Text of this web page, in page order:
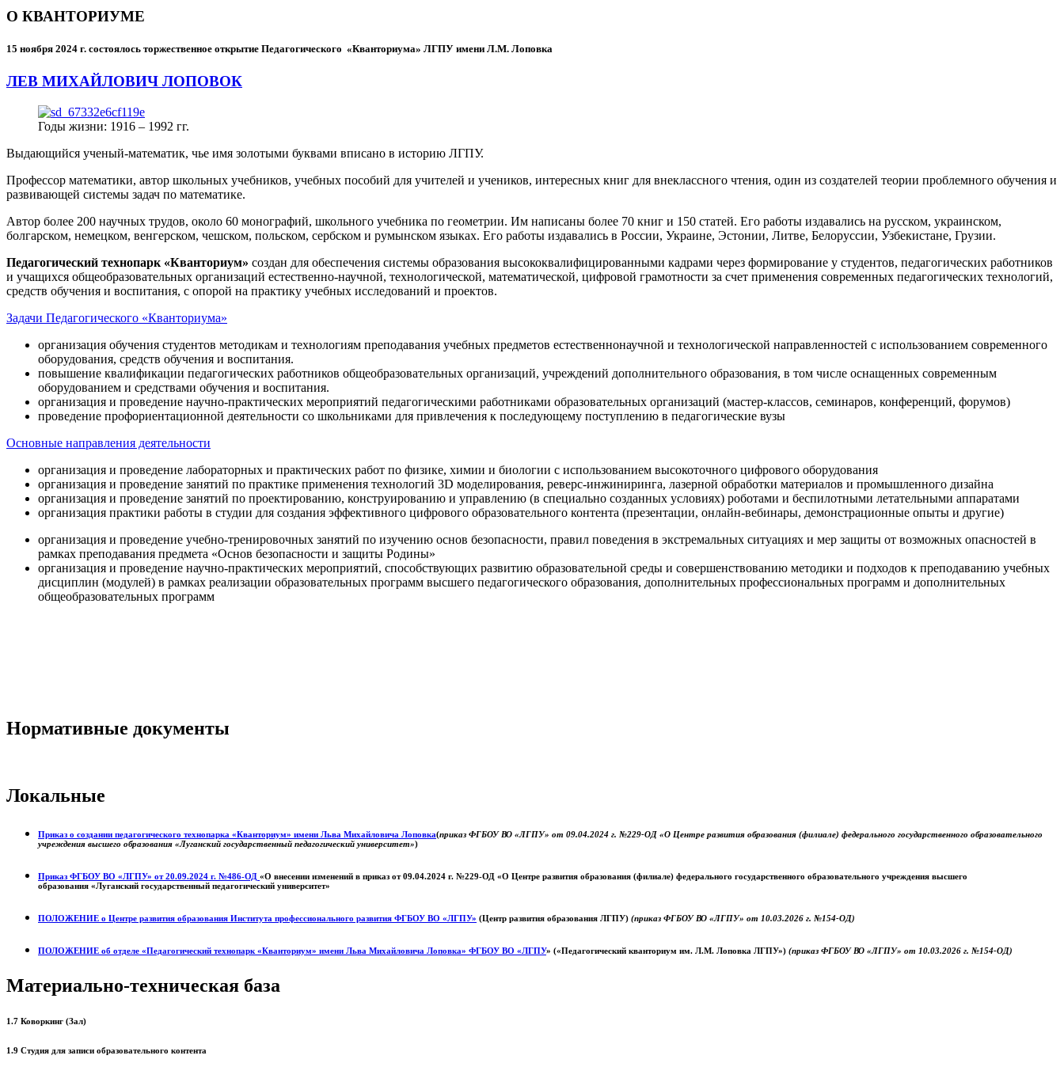
О КВАНТОРИУМЕ
15 ноября 2024 г. состоялось торжественное открытие Педагогического «Кванториума» ЛГПУ имени Л.М. Лоповка
ЛЕВ МИХАЙЛОВИЧ ЛОПОВОК
Годы жизни: 1916 – 1992 гг.
Выдающийся ученый-математик, чье имя золотыми буквами вписано в историю ЛГПУ.
Профессор математики, автор школьных учебников, учебных пособий для учителей и учеников, интересных книг для внеклассного чтения, один из создателей теории проблемного обучения и
развивающей системы задач по математике.
Автор более 200 научных трудов, около 60 монографий, школьного учебника по геометрии. Им написаны более 70 книг и 150 статей. Его работы издавались на русском, украинском,
болгарском, немецком, венгерском, чешском, польском, сербском и румынском языках. Его работы издавались в России, Украине, Эстонии, Литве, Белоруссии, Узбекистане, Грузии.
Педагогический технопарк «Кванториум» создан для обеспечения системы образования высококвалифицированными кадрами через формирование у студентов, педагогических работников
и учащихся общеобразовательных организаций естественно-научной, технологической, математической, цифровой грамотности за счет применения современных педагогических технологий,
средств обучения и воспитания, с опорой на практику учебных исследований и проектов.
Задачи Педагогического «Кванториума»
организация обучения студентов методикам и технологиям преподавания учебных предметов естественнонаучной и технологической направленностей с использованием современного
оборудования, средств обучения и воспитания.
повышение квалификации педагогических работников общеобразовательных организаций, учреждений дополнительного образования, в том числе оснащенных современным
оборудованием и средствами обучения и воспитания.
организация и проведение научно-практических мероприятий педагогическими работниками образовательных организаций (мастер-классов, семинаров, конференций, форумов)
проведение профориентационной деятельности со школьниками для привлечения к последующему поступлению в педагогические вузы
Основные направления деятельности
организация и проведение лабораторных и практических работ по физике, химии и биологии с использованием высокоточного цифрового оборудования
организация и проведение занятий по практике применения технологий 3D моделирования, реверс-инжиниринга, лазерной обработки материалов и промышленного дизайна
организация и проведение занятий по проектированию, конструированию и управлению (в специально созданных условиях) роботами и беспилотными летательными аппаратами
организация практики работы в студии для создания эффективного цифрового образовательного контента (презентации, онлайн-вебинары, демонстрационные опыты и другие)
организация и проведение учебно-тренировочных занятий по изучению основ безопасности, правил поведения в экстремальных ситуациях и мер защиты от возможных опасностей в
рамках преподавания предмета «Основ безопасности и защиты Родины»
организация и проведение научно-практических мероприятий, способствующих развитию образовательной среды и совершенствованию методики и подходов к преподаванию учебных
дисциплин (модулей) в рамках реализации образовательных программ высшего педагогического образования, дополнительных профессиональных программ и дополнительных
общеобразовательных программ
Нормативные документы
Локальные
Приказ о создании педагогического технопарка «Кванториум» имени Льва Михайловича Лоповка(приказ ФГБОУ ВО «ЛГПУ» от 09.04.2024 г. №229-ОД «О Центре развития образования (филиале) федерального государственного образовательного
учреждения высшего образования «Луганский государственный педагогический университет»)
Приказ ФГБОУ ВО «ЛГПУ» от 20.09.2024 г. №486-ОД «О внесении изменений в приказ от 09.04.2024 г. №229-ОД «О Центре развития образования (филиале) федерального государственного образовательного учреждения высшего
образования «Луганский государственный педагогический университет»
ПОЛОЖЕНИЕ о Центре развития образования Института профессионального развития ФГБОУ ВО «ЛГПУ» (Центр развития образования ЛГПУ) (приказ ФГБОУ ВО «ЛГПУ» от 10.03.2026 г. №154-ОД)
ПОЛОЖЕНИЕ об отделе «Педагогический технопарк «Кванториум» имени Льва Михайловича Лоповка» ФГБОУ ВО «ЛГПУ» («Педагогический кванториум им. Л.М. Лоповка ЛГПУ») (приказ ФГБОУ ВО «ЛГПУ» от 10.03.2026 г. №154-ОД)
Материально-техническая база
1.7 Коворкинг (Зал)
1.9 Студия для записи образовательного контента